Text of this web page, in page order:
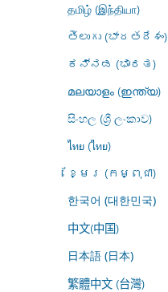
தமிழ் (இந்தியா)
తెలుగు (భారతదేశం)
ಕನ್ನಡ (ಭಾರತ)
മലയാളം (ഇന്ത്യ)
සිංහල (ශ්‍රී ලංකාව)
ไทย (ไทย)
ខ្មែរ (កម្ពុជា)
한국어 (대한민국)
中文(中国)
日本語 (日本)
繁體中文 (台灣)